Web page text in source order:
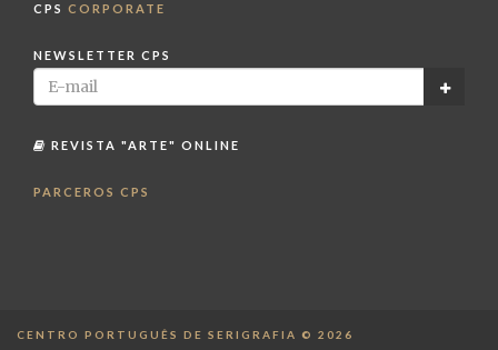
CPS CORPORATE
NEWSLETTER CPS
REVISTA "ARTE" ONLINE
PARCEROS CPS
CENTRO PORTUGUÊS DE SERIGRAFIA © 2026